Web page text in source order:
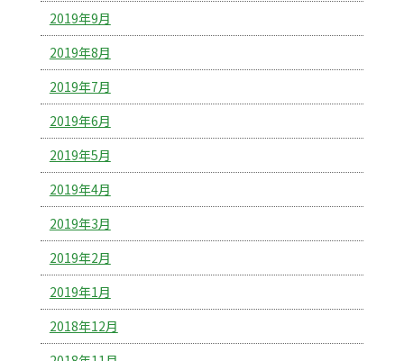
2019年9月
2019年8月
2019年7月
2019年6月
2019年5月
2019年4月
2019年3月
2019年2月
2019年1月
2018年12月